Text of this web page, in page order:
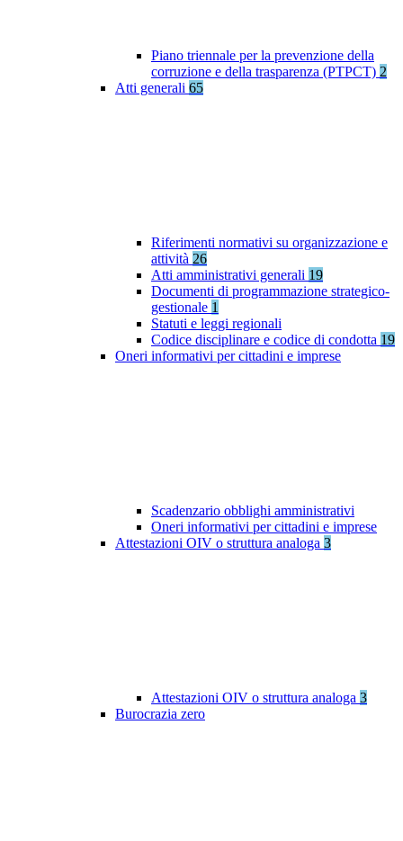
Piano triennale per la prevenzione della
corruzione e della trasparenza (PTPCT) 2
Atti generali 65
Riferimenti normativi su organizzazione e
attività 26
Atti amministrativi generali 19
Documenti di programmazione strategico-
gestionale 1
Statuti e leggi regionali
Codice disciplinare e codice di condotta 19
Oneri informativi per cittadini e imprese
Scadenzario obblighi amministrativi
Oneri informativi per cittadini e imprese
Attestazioni OIV o struttura analoga 3
Attestazioni OIV o struttura analoga 3
Burocrazia zero